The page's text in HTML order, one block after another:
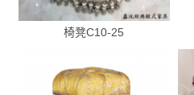
椅凳C10-25